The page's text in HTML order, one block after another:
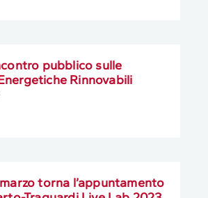
pubblico sulle
Rinnovabili
torna l’appuntamento